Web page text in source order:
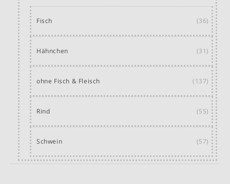
Fisch (36)
Hähnchen (31)
ohne Fisch & Fleisch (137)
Rind (55)
Schwein (57)